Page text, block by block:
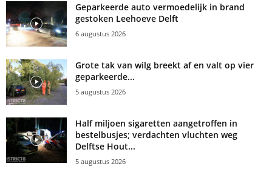
Geparkeerde auto vermoedelijk in brand
gestoken Leehoeve Delft
6 augustus 2026
Grote tak van wilg breekt af en valt op vier
geparkeerde...
5 augustus 2026
Half miljoen sigaretten aangetroffen in
bestelbusjes; verdachten vluchten weg
Delftse Hout...
5 augustus 2026